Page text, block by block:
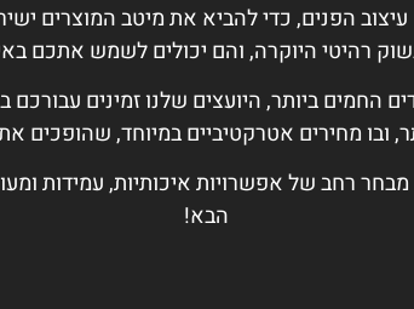
הפנים, כדי להביא את מיטב המוצרים
רהיטי היוקרה, והם יכולים לשמש אתכם
החמים ביותר, היועצים שלנו זמינים
ובו מחירים אטרקטיביים במיוחד, שהופכים
רחב של אפשרויות איכותיות, עמידות
הבא!